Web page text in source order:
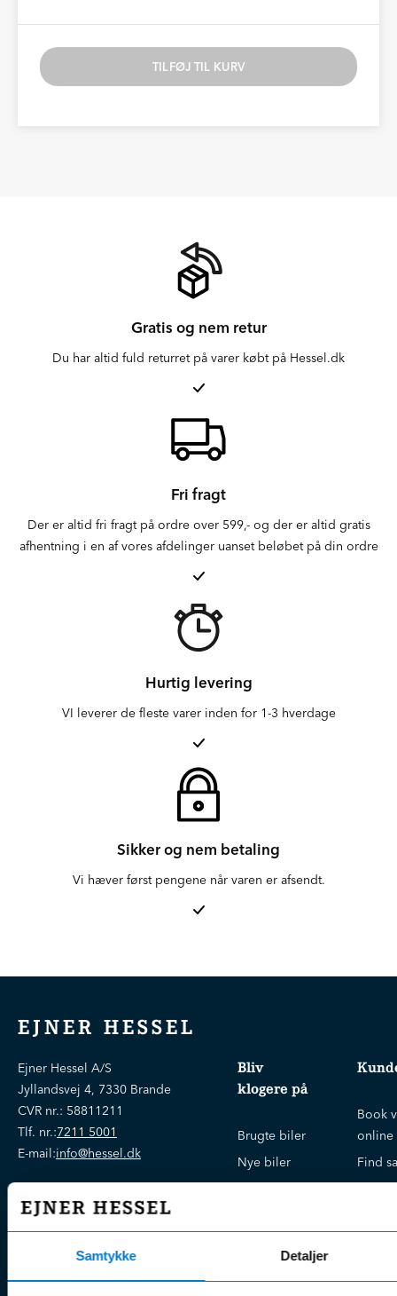
Samtykke Detaljer
TILFØJ TIL KURV
Gratis og nem retur
Du har altid fuld returret på varer købt på Hessel.dk
Fri fragt
Der er altid fri fragt på ordre over 599,- og der er altid gratis
afhentning i en af vores afdelinger uanset beløbet på din ordre
Hurtig levering
VI leverer de fleste varer inden for 1-3 hverdage
Sikker og nem betaling
Vi hæver først pengene når varen er afsendt.
EJNER HESSEL
Ejner Hessel A/S
Jyllandsvej 4, 7330 Brande
CVR nr.: 58811211
Tlf. nr.:7211 5001
E-mail:info@hessel.dk
Bliv
klogere på
Brugte biler
Nye biler
Guides, tips
Kampagner
Book
online
Find